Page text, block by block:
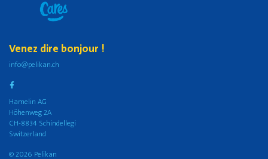
Venez dire bonjour !
info@pelikan.ch
Hamelin AG
Höhenweg 2A
CH-8834 Schindellegi
Switzerland
© 2026 Pelikan